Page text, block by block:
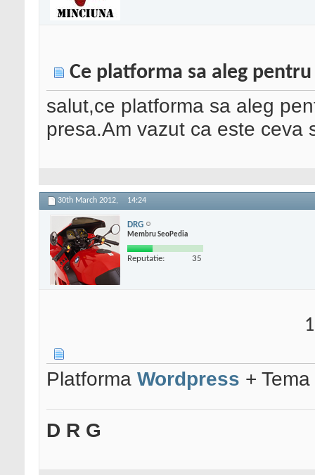
Ce platforma sa aleg
salut,ce platforma sa aleg
presa.Am vazut ca este ceva
30th March 2012, 14:24
DRG
Membru SeoPedia
Reputatie: 35
Platforma Wordpress + Tema
D R G